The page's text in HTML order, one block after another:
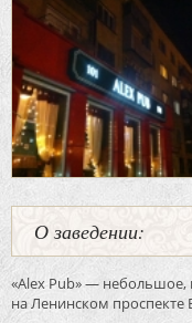
О заведении:
«Alex Pub» — небольшое,
на Ленинском проспекте